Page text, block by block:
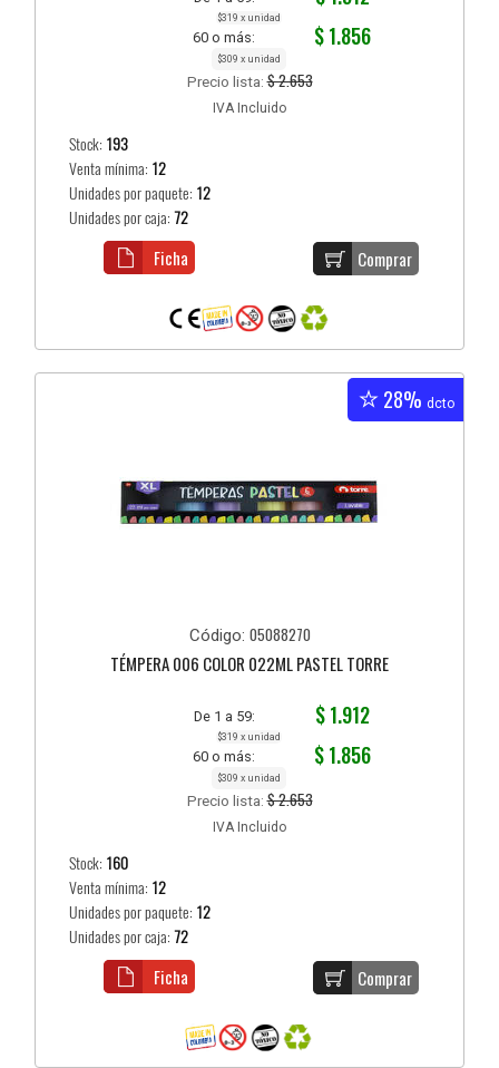
$319 x unidad
60 o más: $ 1.856
$309 x unidad
Precio lista:$ 2.653
IVA Incluido
Stock: 193
Venta mínima: 12
Unidades por paquete: 12
Unidades por caja:72
Comprar
Ficha
28% dcto
Código: 05088270
TÉMPERA 006 COLOR 022ML PASTEL TORRE
De 1 a 59: $ 1.912
$319 x unidad
60 o más: $ 1.856
$309 x unidad
Precio lista:$ 2.653
IVA Incluido
Stock: 160
Venta mínima: 12
Unidades por paquete: 12
Unidades por caja:72
Comprar
Ficha